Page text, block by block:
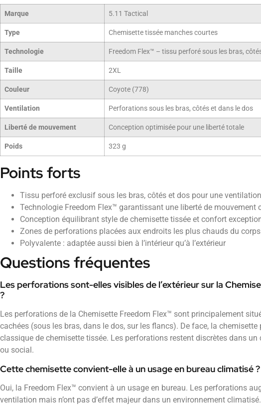
Marque 5.11 Tactical
Type Chemisette tissée manches courtes
Technologie Freedom Flex™ – tissu perforé sous les bras,
Taille 2XL
Couleur Coyote (778)
Ventilation Perforations sous les bras, côtés et dans le dos
Liberté de mouvement Conception optimisée pour une liberté totale
Poids 323 g
Points forts
Tissu perforé exclusif sous les bras, côtés et dos pour une
Technologie Freedom Flex™ garantissant une liberté de mouvement
Conception équilibrant style de chemisette tissée et confort
Zones de perforations placées aux endroits les plus chauds du corps
Polyvalente : adaptée aussi bien à l’intérieur qu’à l’extérieur
Questions fréquentes
Les perforations sont-elles visibles de l’extérieur sur la
?
Les perforations de la Chemisette Freedom Flex™ sont principalement
cachées (sous les bras, dans le dos, sur les flancs). De face, la chemisette
classique de chemisette tissée. Les perforations restent discrètes dans un
ou social.
Cette chemisette convient-elle à un usage en bureau climatisé ?
Oui, la Freedom Flex™ convient à un usage en bureau. Les perforations
ventilation mais n’ont pas d’effet majeur dans un environnement